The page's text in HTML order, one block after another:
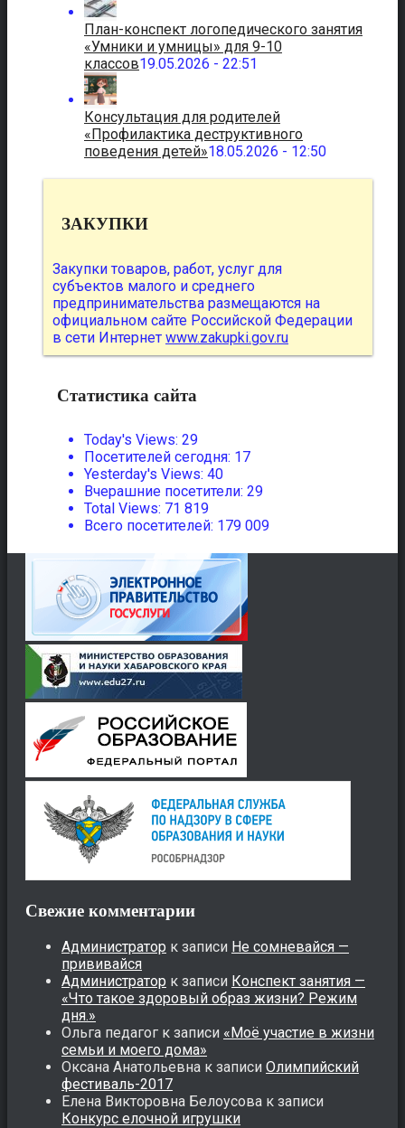
План-конспект логопедического занятия
«Умники и умницы» для 9-10
классов19.05.2026 - 22:51
Консультация для родителей
«Профилактика деструктивного
поведения детей»18.05.2026 - 12:50
ЗАКУПКИ
Закупки товаров, работ, услуг для
субъектов малого и среднего
предпринимательства размещаются на
официальном сайте Российской Федерации
в сети Интернет www.zakupki.gov.ru
Статистика сайта
Today's Views: 29
Посетителей сегодня: 17
Yesterday's Views: 40
Вчерашние посетители: 29
Total Views: 71 819
Всего посетителей: 179 009
Свежие комментарии
Администратор к записи Не сомневайся —
прививайся
Администратор к записи Конспект занятия —
«Что такое здоровый образ жизни? Режим
дня.»
Ольга педагог к записи «Моё участие в жизни
семьи и моего дома»
Оксана Анатольевна к записи Олимпийский
фестиваль-2017
Елена Викторовна Белоусова к записи
Конкурс елочной игрушки